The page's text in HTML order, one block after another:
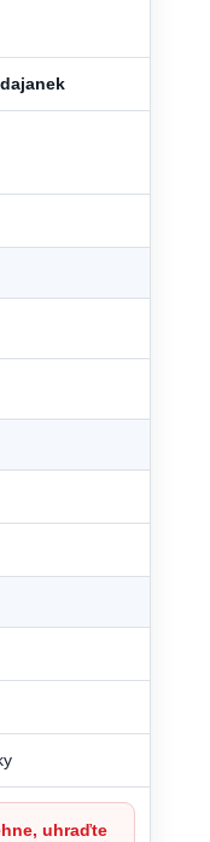
uhraďte